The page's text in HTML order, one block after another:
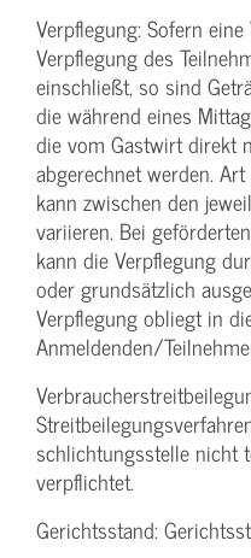
Verpflegung: Sofern
Verpflegung des
einschließt, so sind
die während eines
die vom Gastwirt direkt
abgerechnet werden.
kann zwischen den
variieren. Bei
kann die Verpflegung
oder grundsätzlich
Verpflegung obliegt in
Anmeldenden/­
schlichtungs­stelle nicht
verpflichtet.
Gerichtsstand: